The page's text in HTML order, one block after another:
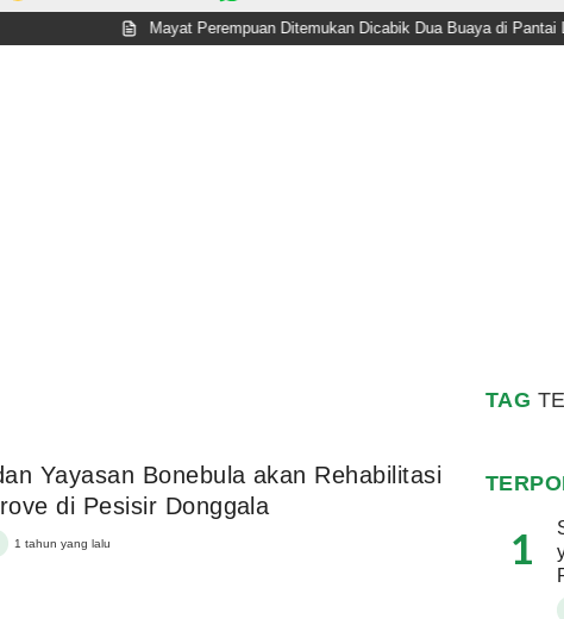
Mayat Perempuan Ditemukan Dicabik Dua Buaya di Pantai Lere
Yayasan Bonebula akan Rehabilitasi
di Pesisir Donggala
1 tahun yang lalu
TAG
1